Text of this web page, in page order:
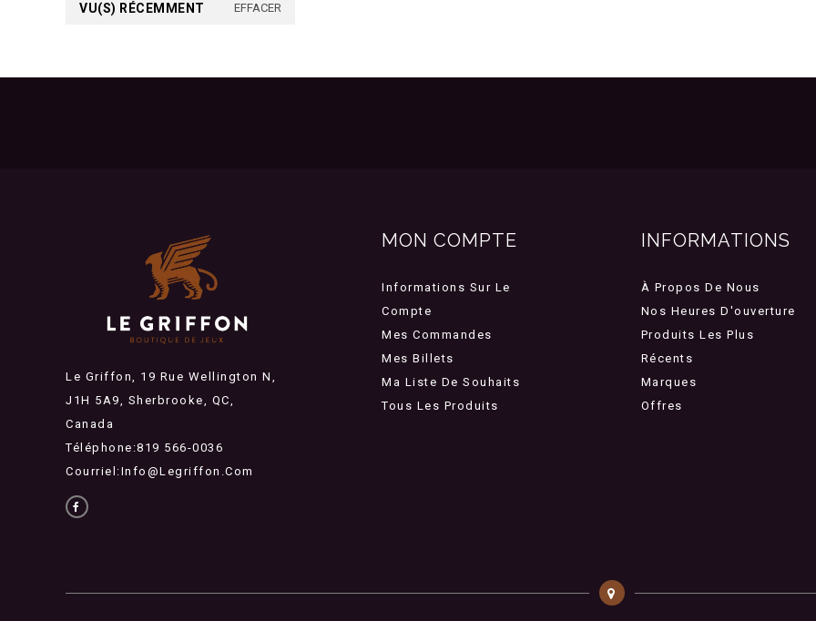
VU(S) RÉCEMMENT EFFACER
Le Griffon, 19 Rue Wellington N,
J1H 5A9, Sherbrooke, QC,
Canada
Téléphone:819 566-0036
Courriel:Info@legriffon.com
MON COMPTE
Informations Sur Le
Compte
Mes Commandes
Mes Billets
Ma Liste De Souhaits
Tous Les Produits
INFORMATIONS
À Propos De Nous
Nos Heures D'ouverture
Produits Les Plus
Récents
Marques
Offres